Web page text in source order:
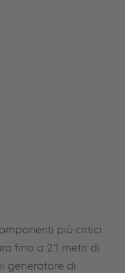
più critici
fino a 21 metri di
generatore di